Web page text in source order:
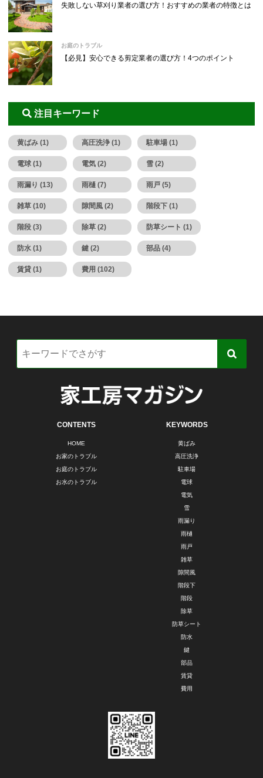
失敗しない草刈り業者の選び方！おすすめの業者の特徴とは
お庭のトラブル
【必見】安心できる剪定業者の選び方！4つのポイント
注目キーワード
黄ばみ (1) 高圧洗浄 (1) 駐車場 (1)
電球 (1) 電気 (2) 雪 (2)
雨漏り (13) 雨樋 (7) 雨戸 (5)
雑草 (10) 隙間風 (2) 階段下 (1)
階段 (3) 除草 (2) 防草シート (1)
防水 (1) 鍵 (2) 部品 (4)
賃貸 (1) 費用 (102)
CONTENTS
HOME
お家のトラブル
お庭のトラブル
お水のトラブル
KEYWORDS
黄ばみ
高圧洗浄
駐車場
電球
電気
雪
雨漏り
雨樋
雨戸
雑草
隙間風
階段下
階段
除草
防草シート
防水
鍵
部品
賃貸
費用